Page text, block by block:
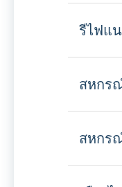
รีไฟแ
สหกร
สหกร